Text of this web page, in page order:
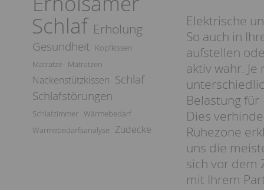
Schlaf Erholung
Gesundheit Kopfkissen
Matratze
Matratzen
Nackenstützkissen Schlaf
Schlafstörungen
Schlafzimmer Wärmebedarf
Wärmebedarfsanalyse
Zudecke
Elektrische
So auch in
aufstellen
aktiv wahr.
Belastung
Dies
Ruhezone
uns die
sich vor dem
mit Ihrem